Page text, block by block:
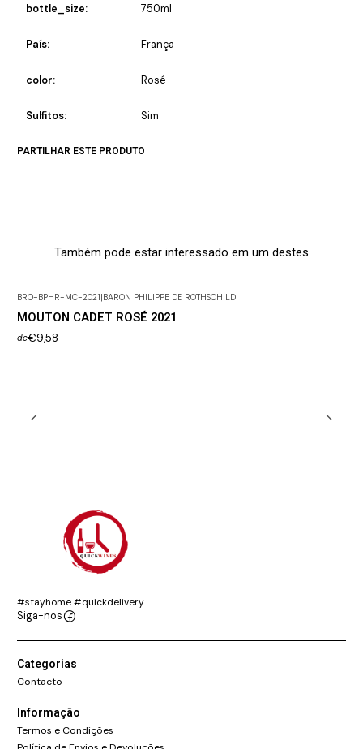
bottle_size: 750ml
País: França
color: Rosé
Sulfitos: Sim
PARTILHAR ESTE PRODUTO
Também pode estar interessado em um destes
BRO-BPHR-MC-2021 BARON PHILIPPE DE ROTHSCHILD
MOUTON CADET ROSÉ 2021
de€9,58
#stayhome #quickdelivery
Siga-nos
Categorias
Contacto
Informação
Termos e Condições